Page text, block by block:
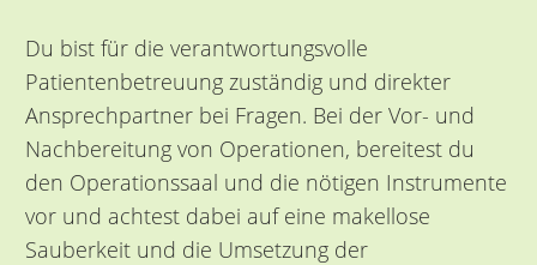
Du bist für die verantwortungsvolle
Patientenbetreuung zuständig und direkter
Ansprechpartner bei Fragen. Bei der Vor- und
Nachbereitung von Operationen, bereitest du
den Operationssaal und die nötigen Instrumente
vor und achtest dabei auf eine makellose
Sauberkeit und die Umsetzung der